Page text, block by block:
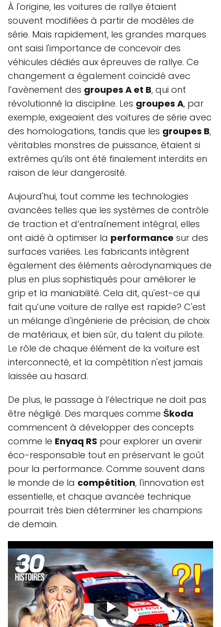
À l'origine, les voitures de rallye étaient
souvent modifiées à partir de modèles de
série. Mais rapidement, les grandes marques
ont saisi l'importance de concevoir des
véhicules dédiés aux épreuves de rallye. Ce
changement a également coïncidé avec
l’avènement des groupes A et B, qui ont
révolutionné la discipline. Les groupes A, par
exemple, exigeaient des voitures de série avec
des homologations, tandis que les groupes B,
véritables monstres de puissance, étaient si
extrêmes qu’ils ont été finalement interdits en
raison de leur dangerosité.
Aujourd'hui, tout comme les technologies
avancées telles que les systèmes de contrôle
de traction et d’entraînement intégral, elles
ont aidé à optimiser la performance sur des
surfaces variées. Les fabricants intègrent
également des éléments aérodynamiques de
plus en plus sophistiqués pour améliorer le
grip et la maniabilité. Cela dit, qu'est-ce qui
fait qu’une voiture de rallye est rapide? C'est
un mélange d'ingénierie de précision, de choix
de matériaux, et bien sûr, du talent du pilote.
Le rôle de chaque élément de la voiture est
interconnecté, et la compétition n'est jamais
laissée au hasard.
De plus, le passage à l’électrique ne doit pas
être négligé. Des marques comme Škoda
commencent à développer des concepts
comme le Enyaq RS pour explorer un avenir
éco-responsable tout en préservant le goût
pour la performance. Comme souvent dans
le monde de la compétition, l'innovation est
essentielle, et chaque avancée technique
pourrait très bien déterminer les champions
de demain.